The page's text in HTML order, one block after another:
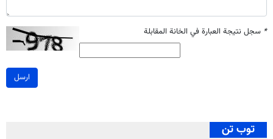
* سجل نتيجة العبارة في الخانة المقابلة
ارسل
توب تن